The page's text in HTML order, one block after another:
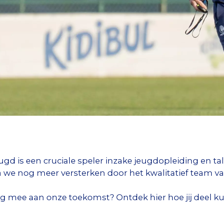
is een cruciale speler inzake jeugdopleiding en
we nog meer versterken door het kwalitatief team
mee aan onze toekomst? Ontdek hier hoe jij deel